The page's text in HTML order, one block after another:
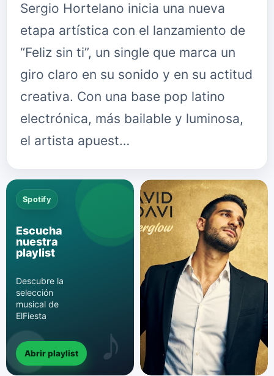
Sergio Hortelano inicia una nueva
etapa artística con el lanzamiento de
“Feliz sin ti”, un single que marca un
giro claro en su sonido y en su actitud
creativa. Con una base pop latino
electrónica, más bailable y luminosa,
el artista apuest…
Spotify
Escucha
nuestra
playlist
Descubre la
selección
musical de
ElFiesta
Abrir playlist